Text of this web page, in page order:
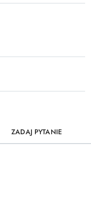
ZADAJ PYTANIE